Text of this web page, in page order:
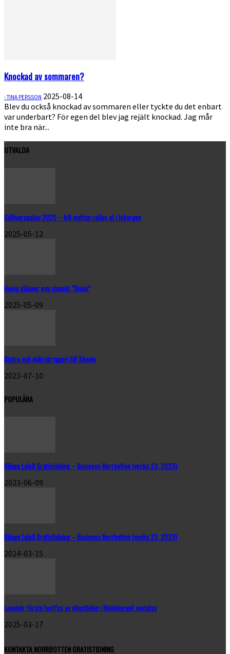
Knockad av sommaren?
- TINA PERSSON 2025-08-14
Blev du också knockad av sommaren eller tyckte du det enbart
var underbart? För egen del blev jag rejält knockad. Jag mår
inte bra när...
UTVALDA
Gällivaregalan 2025 – blå mattan rullas ut i Isborgen
2025-05-12
Hooja släpper nya singeln “Ojojoj”
2025-05-09
Bistro och mikrobryggeri till Skaulo
2023-07-10
POPULÄRA
Bilaga Luleå Gratistidning – Business Norrbotten (vecka 23, 2023)
2023-06-09
Bilaga Luleå Gratistidning – Business Norrbotten (vecka 23, 2023)
2024-03-15
Lovande första testfas av ellastbilen i Malmberget avslutas
2025-03-17
KONTAKTA NORRBOTTEN GRATISTIDNING